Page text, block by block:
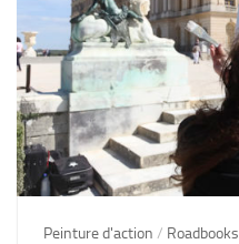
Peinture d'action / Roadbooks